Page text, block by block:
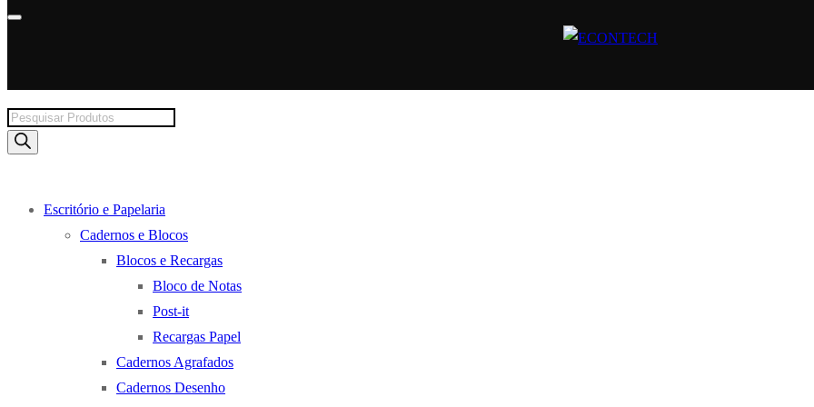
Products
search
Escritório e Papelaria
Cadernos e Blocos
Blocos e Recargas
Bloco de Notas
Post-it
Recargas Papel
Cadernos Agrafados
Cadernos Desenho